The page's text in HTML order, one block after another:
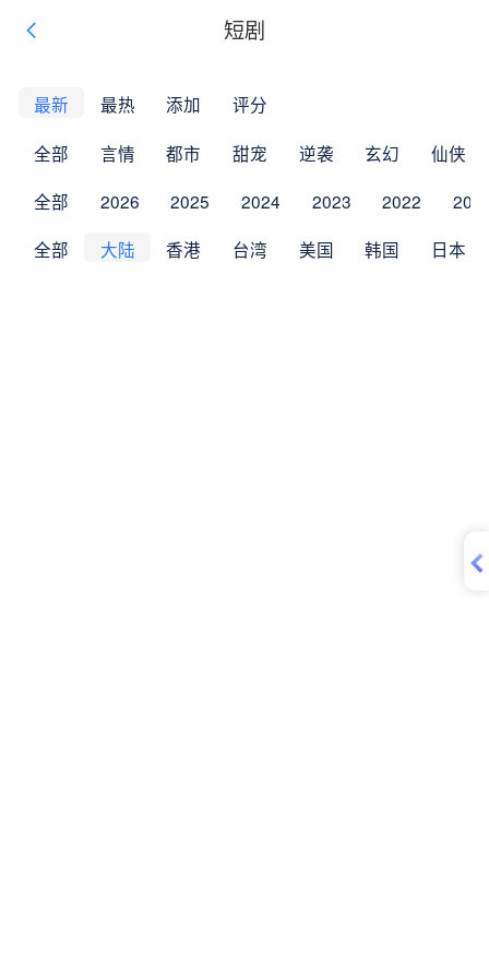
短剧
最新 最热 添加 评分
全部 言情 都市 甜宠 逆袭 玄幻 仙侠
全部 2026 2025 2024 2023 2022
全部 大陆 香港 台湾 美国 韩国 日本